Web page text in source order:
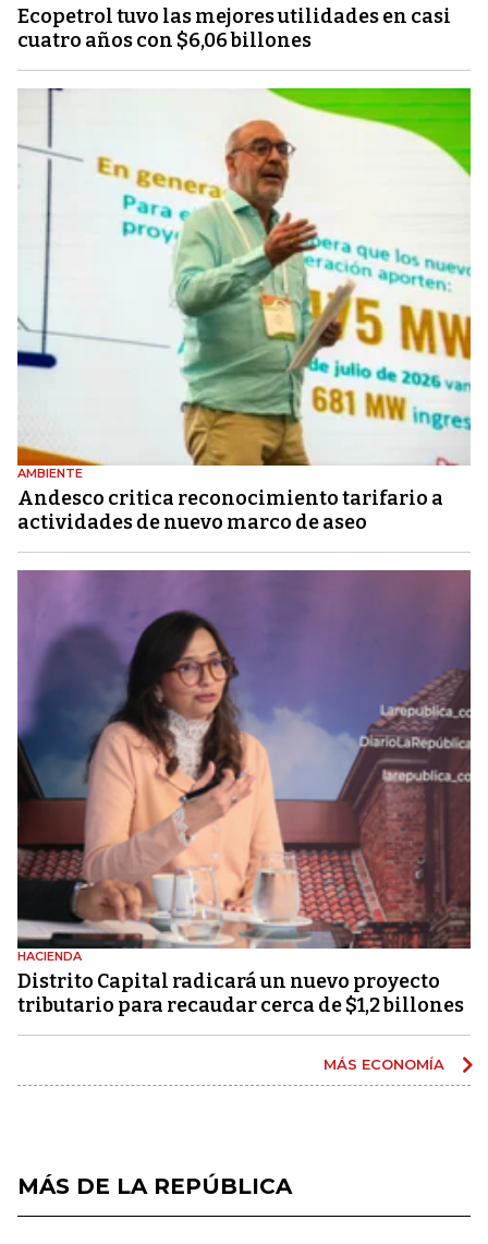
Ecopetrol tuvo las mejores utilidades en casi
cuatro años con $6,06 billones
AMBIENTE
Andesco critica reconocimiento tarifario a
actividades de nuevo marco de aseo
HACIENDA
Distrito Capital radicará un nuevo proyecto
tributario para recaudar cerca de $1,2 billones
MÁS ECONOMÍA
MÁS DE LA REPÚBLICA